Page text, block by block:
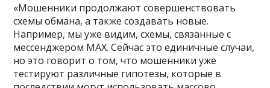
«Мошенники продолжают совершенствовать
схемы обмана, а также создавать новые.
Например, мы уже видим, схемы, связанные с
мессенджером MAX. Сейчас это единичные случаи,
но это говорит о том, что мошенники уже
тестируют различные гипотезы, которые в